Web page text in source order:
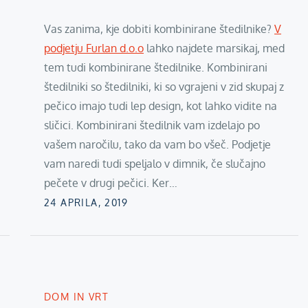
Vas zanima, kje dobiti kombinirane štedilnike? V
podjetju Furlan d.o.o lahko najdete marsikaj, med
tem tudi kombinirane štedilnike. Kombinirani
štedilniki so štedilniki, ki so vgrajeni v zid skupaj z
pečico imajo tudi lep design, kot lahko vidite na
sličici. Kombinirani štedilnik vam izdelajo po
vašem naročilu, tako da vam bo všeč. Podjetje
vam naredi tudi speljalo v dimnik, če slučajno
pečete v drugi pečici. Ker…
Posted
24 APRILA, 2019
DOM IN VRT